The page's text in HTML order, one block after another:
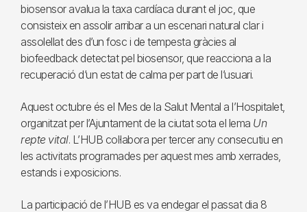
biosensor avalua la taxa cardíaca durant el joc, que
consisteix en assolir arribar a un escenari natural clar i
assolellat des d’un fosc i de tempesta gràcies al
biofeedback detectat pel biosensor, que reacciona a la
recuperació d’un estat de calma per part de l’usuari.
Aquest octubre és el Mes de la Salut Mental a l’Hospitalet,
organitzat per l’Ajuntament de la ciutat sota el lema Un
repte vital. L’HUB col·labora per tercer any consecutiu en
les activitats programades per aquest mes amb xerrades,
estands i exposicions.
La participació de l’HUB es va endegar el passat dia 8